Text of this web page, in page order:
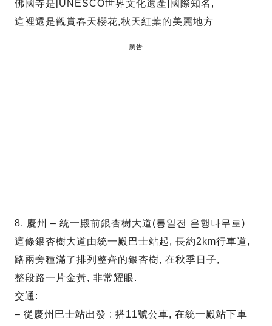
佛國寺是[UNESCO世界文化遺產]國際知名,
這裡還是觀賞春天櫻花,秋天紅葉的美麗地方
廣告
8. 慶州 – 統一殿前銀杏樹大道(통일전 은행나무로)
這條銀杏樹大道由統一殿巴士站起, 長約2km行車道,
路兩旁種滿了排列整齊的銀杏樹, 在秋季日子,
整段路一片金黃, 非常耀眼.
交通:
– 從慶州巴士站出發 : 搭11號公車, 在統一殿站下車